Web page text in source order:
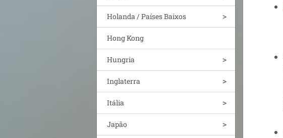
Holanda / Países Baixos
Hong Kong
Hungria
Inglaterra
Itália
Japão